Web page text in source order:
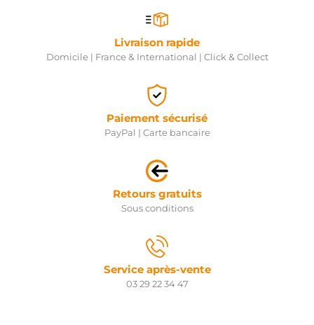
Livraison rapide
Domicile | France & International | Click & Collect
Paiement sécurisé
PayPal | Carte bancaire
Retours gratuits
Sous conditions
Service après-vente
03 29 22 34 47